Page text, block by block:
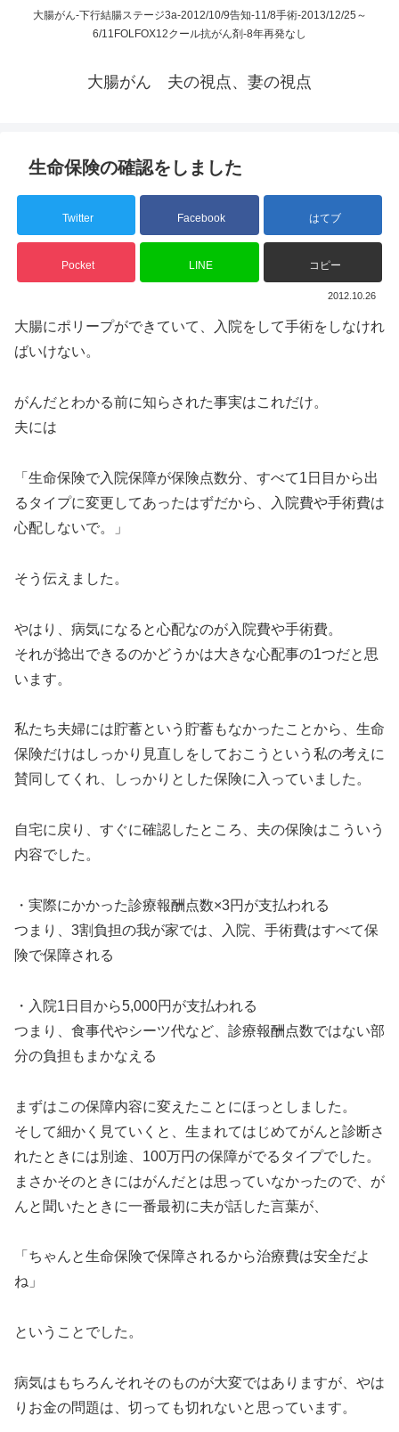
大腸がん-下行結腸ステージ3a-2012/10/9告知-11/8手術-2013/12/25～
6/11FOLFOX12クール抗がん剤-8年再発なし
大腸がん 夫の視点、妻の視点
生命保険の確認をしました
Twitter Facebook はてブ
Pocket LINE コピー
2012.10.26
大腸にポリープができていて、入院をして手術をしなけれ
ばいけない。
がんだとわかる前に知らされた事実はこれだけ。
夫には
「生命保険で入院保障が保険点数分、すべて1日目から出
るタイプに変更してあったはずだから、入院費や手術費は
心配しないで。」
そう伝えました。
やはり、病気になると心配なのが入院費や手術費。
それが捻出できるのかどうかは大きな心配事の1つだと思
います。
私たち夫婦には貯蓄という貯蓄もなかったことから、生命
保険だけはしっかり見直しをしておこうという私の考えに
賛同してくれ、しっかりとした保険に入っていました。
自宅に戻り、すぐに確認したところ、夫の保険はこういう
内容でした。
・実際にかかった診療報酬点数×3円が支払われる
つまり、3割負担の我が家では、入院、手術費はすべて保
険で保障される
・入院1日目から5,000円が支払われる
つまり、食事代やシーツ代など、診療報酬点数ではない部
分の負担もまかなえる
まずはこの保障内容に変えたことにほっとしました。
そして細かく見ていくと、生まれてはじめてがんと診断さ
れたときには別途、100万円の保障がでるタイプでした。
まさかそのときにはがんだとは思っていなかったので、が
んと聞いたときに一番最初に夫が話した言葉が、
「ちゃんと生命保険で保障されるから治療費は安全だよ
ね」
ということでした。
病気はもちろんそれそのものが大変ではありますが、やは
りお金の問題は、切っても切れないと思っています。